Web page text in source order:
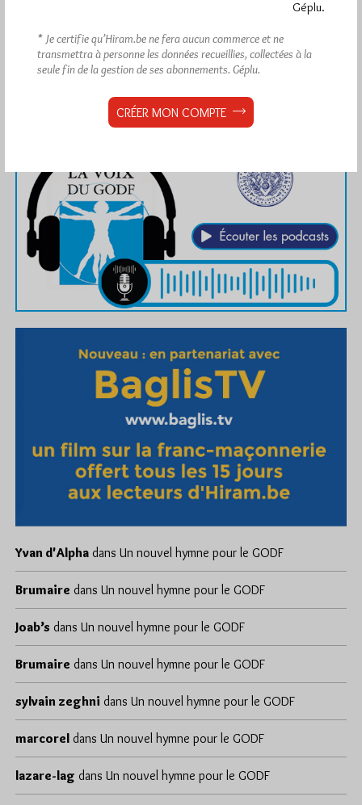
Yvan d'Alpha dans Un nouvel hymne pour le GODF
Brumaire dans Un nouvel hymne pour le GODF
Joab’s dans Un nouvel hymne pour le GODF
Brumaire dans Un nouvel hymne pour le GODF
sylvain zeghni dans Un nouvel hymne pour le GODF
marcorel dans Un nouvel hymne pour le GODF
lazare-lag dans Un nouvel hymne pour le GODF
Géplu.
* Je certifie qu’Hiram.be ne fera aucun commerce et ne
transmettra à personne les données recueillies, collectées à la
seule fin de la gestion de ses abonnements. Géplu.
CRÉER MON COMPTE